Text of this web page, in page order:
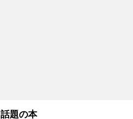
話題の本